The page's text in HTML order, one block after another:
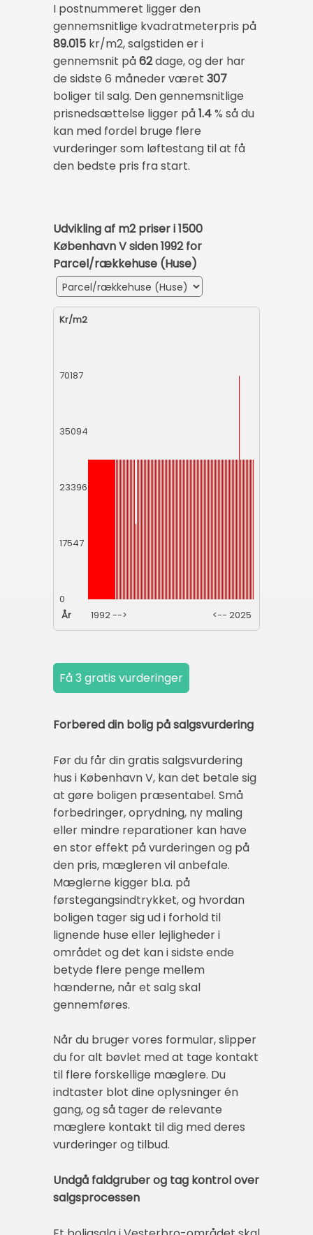
I postnummeret ligger den
gennemsnitlige kvadratmeterpris på
89.015 kr/m2, salgstiden er i
gennemsnit på62dage, og der har
de sidste 6 måneder været 307
boliger til salg. Den gennemsnitlige
prisnedsættelse ligger på1.4% så du
kan med fordel bruge flere
vurderinger som løftestang til at få
den bedste pris fra start.
Udvikling af m2 priser i 1500
København V siden 1992 for
Parcel/rækkehuse (Huse)
Kr/m2
70187
35094
23396
17547
0
År
1992 --> <-- 2025
Forbered din bolig på salgsvurdering
Før du får din gratis salgsvurdering
hus i København V, kan det betale sig
at gøre boligen præsentabel. Små
forbedringer, oprydning, ny maling
eller mindre reparationer kan have
en stor effekt på vurderingen og på
den pris, mægleren vil anbefale.
Mæglerne kigger bl.a. på
førstegangsindtrykket, og hvordan
boligen tager sig ud i forhold til
lignende huse eller lejligheder i
området og det kan i sidste ende
betyde flere penge mellem
hænderne, når et salg skal
gennemføres.
Når du bruger vores formular, slipper
du for alt bøvlet med at tage kontakt
til flere forskellige mæglere. Du
indtaster blot dine oplysninger én
gang, og så tager de relevante
mæglere kontakt til dig med deres
vurderinger og tilbud.
Undgå faldgruber og tag kontrol over
salgsprocessen